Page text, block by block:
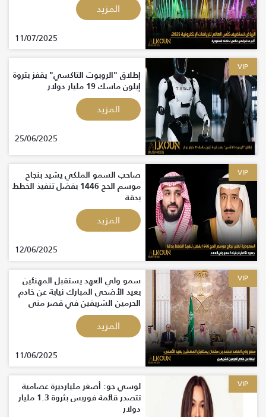
المزيد
11/07/2025
VIP
إطلاق "الروبوت التاكسي" يقفز بثروة
إيلون ماسك 19 مليار دولار
المزيد
25/06/2025
VIP صاحب السمو الملكي يشيد بنجاح
موسم الحج 1446 بفضل تنفيذ الخطط
بدقة
المزيد
12/06/2025
VIP سمو ولي العهد يستقبل المهنئين
بعيد الأضحى المبارك نيابة عن خادم
الحرمين الشريفين في قصر منى
المزيد
11/06/2025
VIP لوسي جو: أصغر مليارديرة عصامية
تتصدر قائمة فوربس بثروة 1.3 مليار
دولار